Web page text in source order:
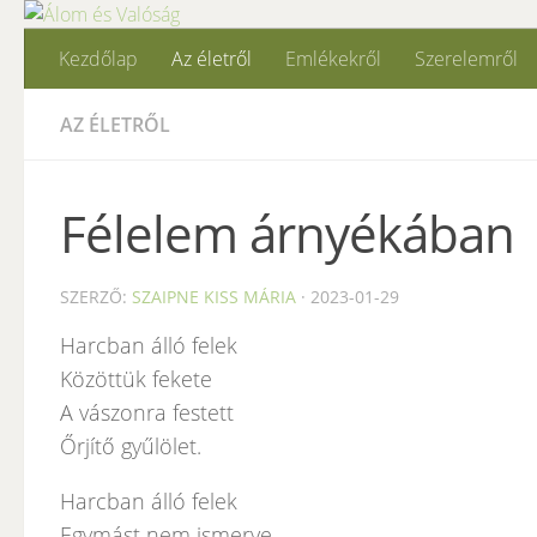
Skip to content
Kezdőlap
Az életről Emlékekről Szerelemről
AZ ÉLETRŐL
Félelem árnyékában
SZERZŐ: SZAIPNE KISS MÁRIA · 2023-01-29
Harcban álló felek
Közöttük fekete
A vászonra festett
Őrjítő gyűlölet.
Harcban álló felek